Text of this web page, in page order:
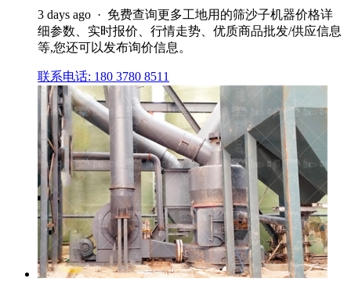
3 days ago · 免费查询更多工地用的筛沙子机器价格详
细参数、实时报价、行情走势、优质商品批发/供应信息
等,您还可以发布询价信息。
联系电话: 180 3780 8511